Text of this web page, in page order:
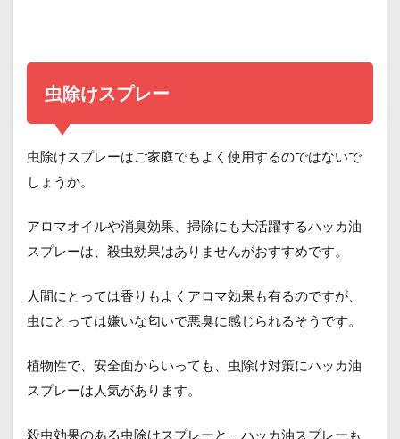
虫除けスプレー
虫除けスプレーはご家庭でもよく使用するのではないで
しょうか。
アロマオイルや消臭効果、掃除にも大活躍するハッカ油
スプレーは、殺虫効果はありませんがおすすめです。
人間にとっては香りもよくアロマ効果も有るのですが、
虫にとっては嫌いな匂いで悪臭に感じられるそうです。
植物性で、安全面からいっても、虫除け対策にハッカ油
スプレーは人気があります。
殺虫効果のある虫除けスプレーと、ハッカ油スプレーも